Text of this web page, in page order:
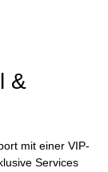
&
mit einer VIP-
Services